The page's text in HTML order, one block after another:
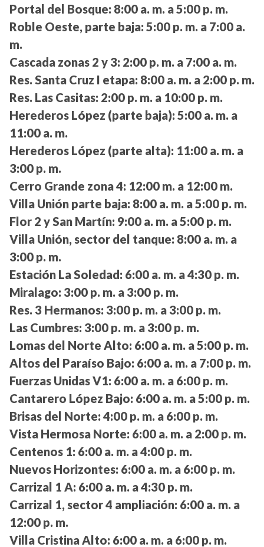
Portal del Bosque: 8:00 a. m. a 5:00 p. m.
Roble Oeste, parte baja: 5:00 p. m. a 7:00 a.
m.
Cascada zonas 2 y 3: 2:00 p. m. a 7:00 a. m.
Res. Santa Cruz I etapa: 8:00 a. m. a 2:00 p. m.
Res. Las Casitas: 2:00 p. m. a 10:00 p. m.
Herederos López (parte baja): 5:00 a. m. a
11:00 a. m.
Herederos López (parte alta): 11:00 a. m. a
3:00 p. m.
Cerro Grande zona 4: 12:00 m. a 12:00 m.
Villa Unión parte baja: 8:00 a. m. a 5:00 p. m.
Flor 2 y San Martín: 9:00 a. m. a 5:00 p. m.
Villa Unión, sector del tanque: 8:00 a. m. a
3:00 p. m.
Estación La Soledad: 6:00 a. m. a 4:30 p. m.
Miralago: 3:00 p. m. a 3:00 p. m.
Res. 3 Hermanos: 3:00 p. m. a 3:00 p. m.
Las Cumbres: 3:00 p. m. a 3:00 p. m.
Lomas del Norte Alto: 6:00 a. m. a 5:00 p. m.
Altos del Paraíso Bajo: 6:00 a. m. a 7:00 p. m.
Fuerzas Unidas V1: 6:00 a. m. a 6:00 p. m.
Cantarero López Bajo: 6:00 a. m. a 5:00 p. m.
Brisas del Norte: 4:00 p. m. a 6:00 p. m.
Vista Hermosa Norte: 6:00 a. m. a 2:00 p. m.
Centenos 1: 6:00 a. m. a 4:00 p. m.
Nuevos Horizontes: 6:00 a. m. a 6:00 p. m.
Carrizal 1 A: 6:00 a. m. a 4:30 p. m.
Carrizal 1, sector 4 ampliación: 6:00 a. m. a
12:00 p. m.
Villa Cristina Alto: 6:00 a. m. a 6:00 p. m.